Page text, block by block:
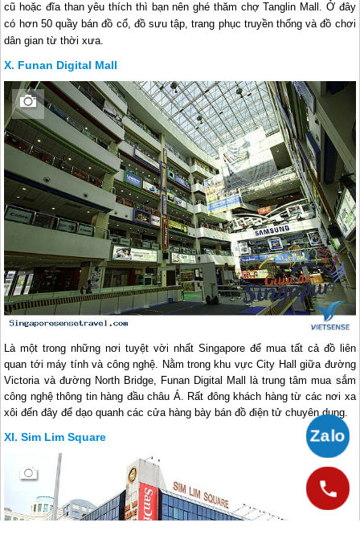
cũ hoặc đĩa than yêu thích thì bạn nên ghé thăm chợ Tanglin Mall. Ở đây
có hơn 50 quầy bán đồ cổ, đồ sưu tập, trang phục truyền thống và đồ chơi
dân gian từ thời xưa.
Funan Digital Mall
Là một trong những nơi tuyệt vời nhất Singapoređể mua tất cả đồ liên
quan tới máy tính và công nghệ. Nằm trong khu vực City Hall giữa đường
Victoria và đường North Bridge, Funan Digital Mall là trung tâm mua sắm
công nghệ thông tin hàng đầu châu Á. Rất đông khách hàng từ các nơi xa
xôi đến đây để dạo quanh các cửa hàng bày bán đồ điện tử chuyên dụng.
Sim Lim Square